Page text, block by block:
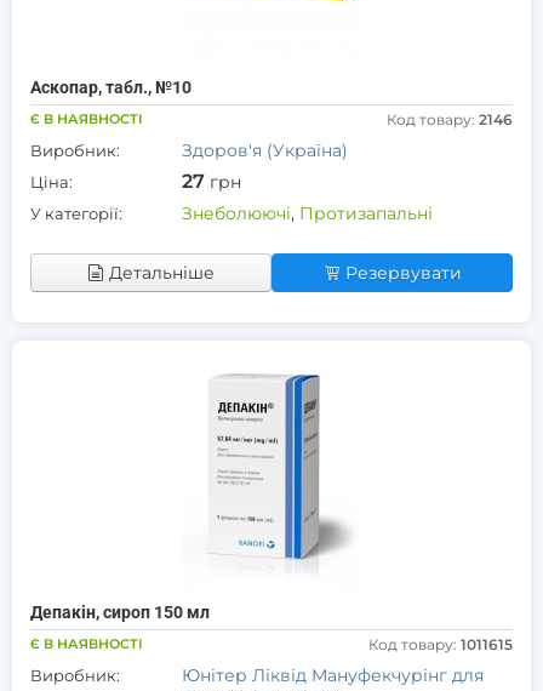
Аскопар, табл., №10
Є В НАЯВНОСТІ Код товару: 2146
Виробник: Здоров'я (Україна)
Ціна: 27 грн
У категорії: Знеболюючі, Протизапальні
Детальніше Резервувати
Депакін, сироп 150 мл
Є В НАЯВНОСТІ Код товару: 1011615
Виробник:
Юнітер Ліквід Мануфекчурінг для